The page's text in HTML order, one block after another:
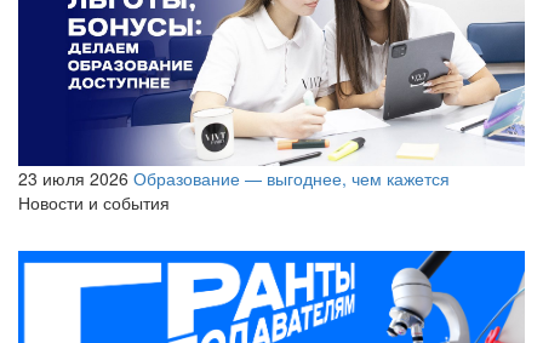
23 июля 2026 Образование — выгоднее, чем кажется
Новости и события